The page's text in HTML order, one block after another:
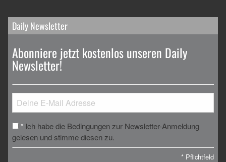
Daily Newsletter
Abonniere jetzt kostenlos unseren Daily
Newsletter!
* Ich habe die Bedingungen zur Newsletter-Anmeldung
gelesen und stimme diesen zu.
* Pflichtfeld